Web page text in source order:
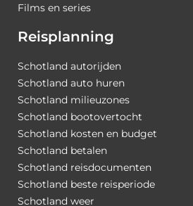
Films en series
Reisplanning
Schotland autorijden
Schotland auto huren
Schotland milieuzones
Schotland bootovertocht
Schotland kosten en budget
Schotland betalen
Schotland reisdocumenten
Schotland beste reisperiode
Schotland weer